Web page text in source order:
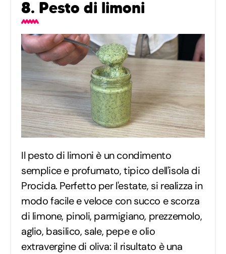
8. Pesto di limoni
Il pesto di limoni è un condimento
semplice e profumato, tipico dell'isola di
Procida. Perfetto per l'estate, si realizza in
modo facile e veloce con succo e scorza
di limone, pinoli, parmigiano, prezzemolo,
aglio, basilico, sale, pepe e olio
extravergine di oliva: il risultato è una